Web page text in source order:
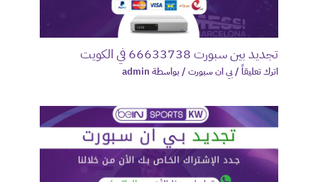
تجديد بين سبورت 66633738 في الكويت
اترك تعليقاً /بي ان سبورت / بواسطة admin